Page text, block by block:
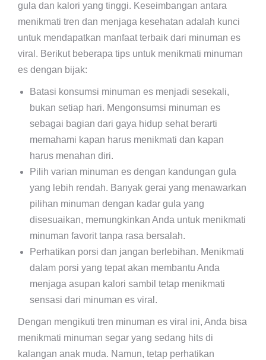
gula dan kalori yang tinggi. Keseimbangan antara
menikmati tren dan menjaga kesehatan adalah kunci
untuk mendapatkan manfaat terbaik dari minuman es
viral. Berikut beberapa tips untuk menikmati minuman
es dengan bijak:
Batasi konsumsi minuman es menjadi sesekali,
bukan setiap hari. Mengonsumsi minuman es
sebagai bagian dari gaya hidup sehat berarti
memahami kapan harus menikmati dan kapan
harus menahan diri.
Pilih varian minuman es dengan kandungan gula
yang lebih rendah. Banyak gerai yang menawarkan
pilihan minuman dengan kadar gula yang
disesuaikan, memungkinkan Anda untuk menikmati
minuman favorit tanpa rasa bersalah.
Perhatikan porsi dan jangan berlebihan. Menikmati
dalam porsi yang tepat akan membantu Anda
menjaga asupan kalori sambil tetap menikmati
sensasi dari minuman es viral.
Dengan mengikuti tren minuman es viral ini, Anda bisa
menikmati minuman segar yang sedang hits di
kalangan anak muda. Namun, tetap perhatikan